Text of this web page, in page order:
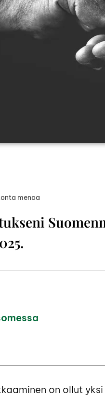
menoa
on ollut